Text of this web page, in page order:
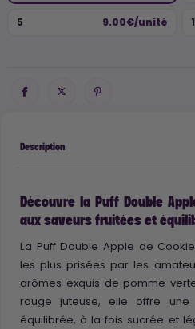
5 9.00€/unité
Description
Découvre la Puff Double
aux saveurs fruitées et
La Puff Double Apple de
les plus prisées par les
arômes exquis de pomme
rouge juteuse, elle offre une
équilibrée, à la fois sucrée et